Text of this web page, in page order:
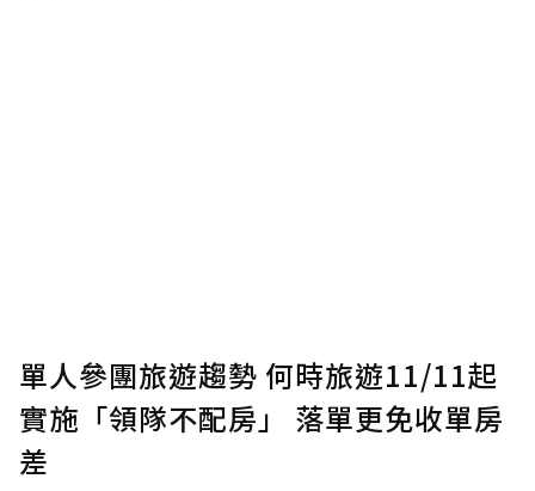
單人參團旅遊趨勢 何時旅遊11/11起
實施「領隊不配房」 落單更免收單房
差